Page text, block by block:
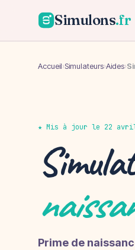
Simulons.fr
Accueil›Simulateurs›Aides›
★ Mis à jour le 22 avril
Prime de